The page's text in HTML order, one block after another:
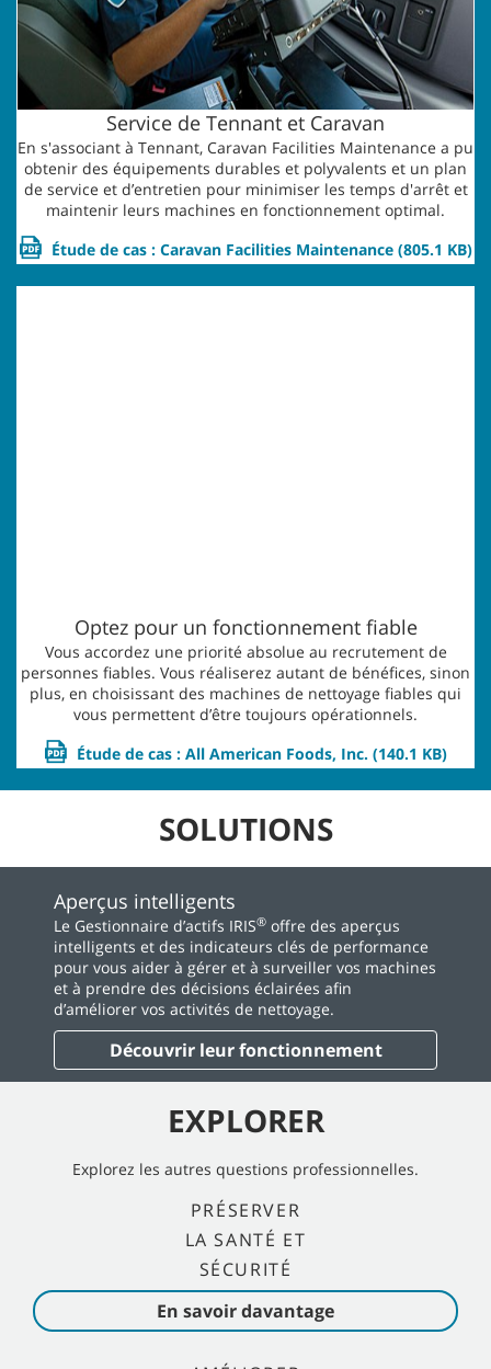
Service de Tennant et Caravan
En s'associant à Tennant, Caravan Facilities Maintenance a pu
obtenir des équipements durables et polyvalents et un plan
de service et d’entretien pour minimiser les temps d'arrêt et
maintenir leurs machines en fonctionnement optimal.
Étude de cas : Caravan Facilities Maintenance (805.1 KB)
Optez pour un fonctionnement fiable
Vous accordez une priorité absolue au recrutement de
personnes fiables. Vous réaliserez autant de bénéfices, sinon
plus, en choisissant des machines de nettoyage fiables qui
vous permettent d’être toujours opérationnels.
Étude de cas : All American Foods, Inc. (140.1 KB)
SOLUTIONS
Aperçus intelligents
Le Gestionnaire d’actifs IRIS® offre des aperçus
intelligents et des indicateurs clés de performance
pour vous aider à gérer et à surveiller vos machines
et à prendre des décisions éclairées afin
d’améliorer vos activités de nettoyage.
Découvrir leur fonctionnement
EXPLORER
Explorez les autres questions professionnelles.
PRÉSERVER
LA SANTÉ ET
SÉCURITÉ
En savoir davantage